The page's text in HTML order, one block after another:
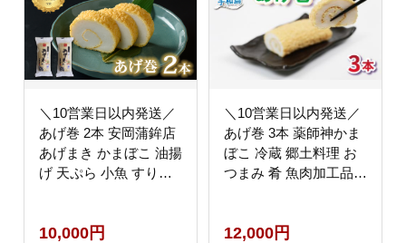
＼10営業日以内発送／
あげ巻 2本 安岡蒲鉾店
あげまき かまぼこ 油揚
げ 天ぷら 小魚 すり身
でん 具 出汁 だし 小分
10,000円
＼10営業日以内発送／
あげ巻 3本 薬師神かま
ぼこ 冷蔵 郷土料理 お
つまみ 肴 魚肉加工品
12,000円